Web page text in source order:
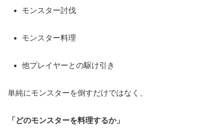
モンスター討伐
モンスター料理
他プレイヤーとの駆け引き
単純にモンスターを倒すだけではなく、
「どのモンスターを料理するか」